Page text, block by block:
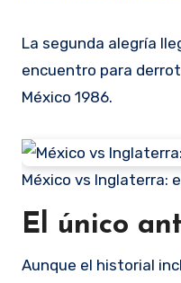
La segunda alegría
encuentro para
México 1986.
México vs Inglaterra:
El único
Aunque el historial